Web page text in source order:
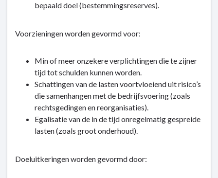
bepaald doel (bestemmingsreserves).
Voorzieningen worden gevormd voor:
Min of meer onzekere verplichtingen die te zijner
tijd tot schulden kunnen worden.
Schattingen van de lasten voortvloeiend uit risico’s
die samenhangen met de bedrijfsvoering (zoals
rechtsgedingen en reorganisaties).
Egalisatie van de in de tijd onregelmatig gespreide
lasten (zoals groot onderhoud).
Doeluitkeringen worden gevormd door: